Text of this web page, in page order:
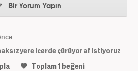
Bir Yorum Yapın
yere icerde çürüyor af istiyoruz
Toplam1 beğeni